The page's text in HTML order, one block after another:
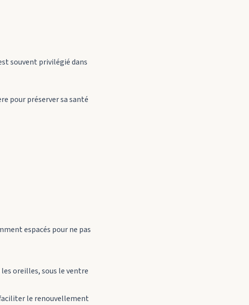
souvent privilégié dans
pour préserver sa santé
espacés pour ne pas
oreilles, sous le ventre
le renouvellement